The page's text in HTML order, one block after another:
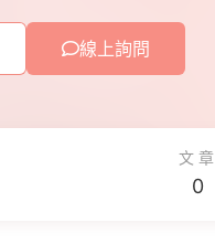
線上詢問
文章
0